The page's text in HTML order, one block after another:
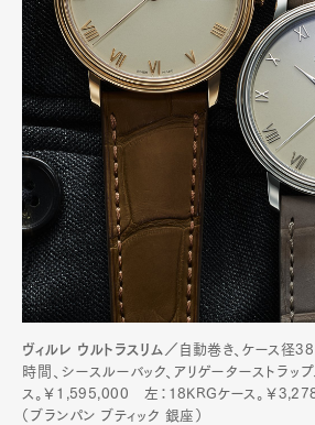
ヴィルレ ウルトラスリム／ 自動巻き、ケース径
時間、シースルーバック、アリゲーターストラッ
ス。￥1,595,000 左：18KRGケース。￥
（ブランパン ブティック 銀座）